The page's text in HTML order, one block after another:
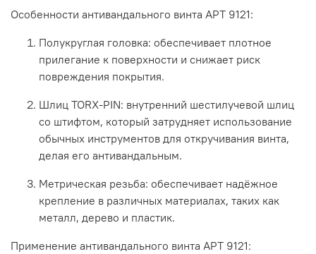
Особенности антивандального винта АРТ 9121:
Полукруглая головка: обеспечивает плотное
прилегание к поверхности и снижает риск
повреждения покрытия.
Шлиц TORX-PIN: внутренний шестилучевой шлиц
со штифтом, который затрудняет использование
обычных инструментов для откручивания винта,
делая его антивандальным.
Метрическая резьба: обеспечивает надёжное
крепление в различных материалах, таких как
металл, дерево и пластик.
Применение антивандального винта АРТ 9121: